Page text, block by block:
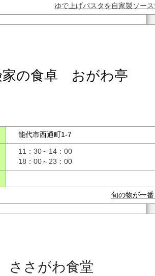
ゆで上げパスタを自家製ソー
家の食卓 おがわ亭
能代市西通町1-7
11：30～14：00
18：00～23：00
旬の物が一
ささがわ食堂